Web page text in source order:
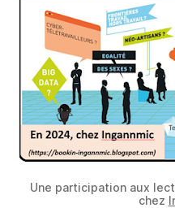
Une participation aux
chez